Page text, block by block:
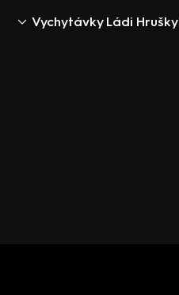
Vychytávky Ládi Hrušky